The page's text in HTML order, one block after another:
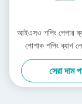
আইএসও শপিং পেপার
পোশাক শপিং ব্যাগ
সেরা দাম